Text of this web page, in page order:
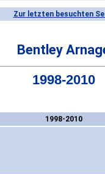
Zur letzten besuchten
Bentley
1998-2010
1998-2010